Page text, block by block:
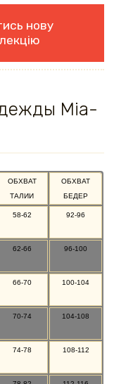
нову
Mia-
ОБХВАТ
ТАЛИИ
ОБХВАТ
БЕДЕР
58-62 92-96
62-66 96-100
66-70 100-104
70-74 104-108
74-78 108-112